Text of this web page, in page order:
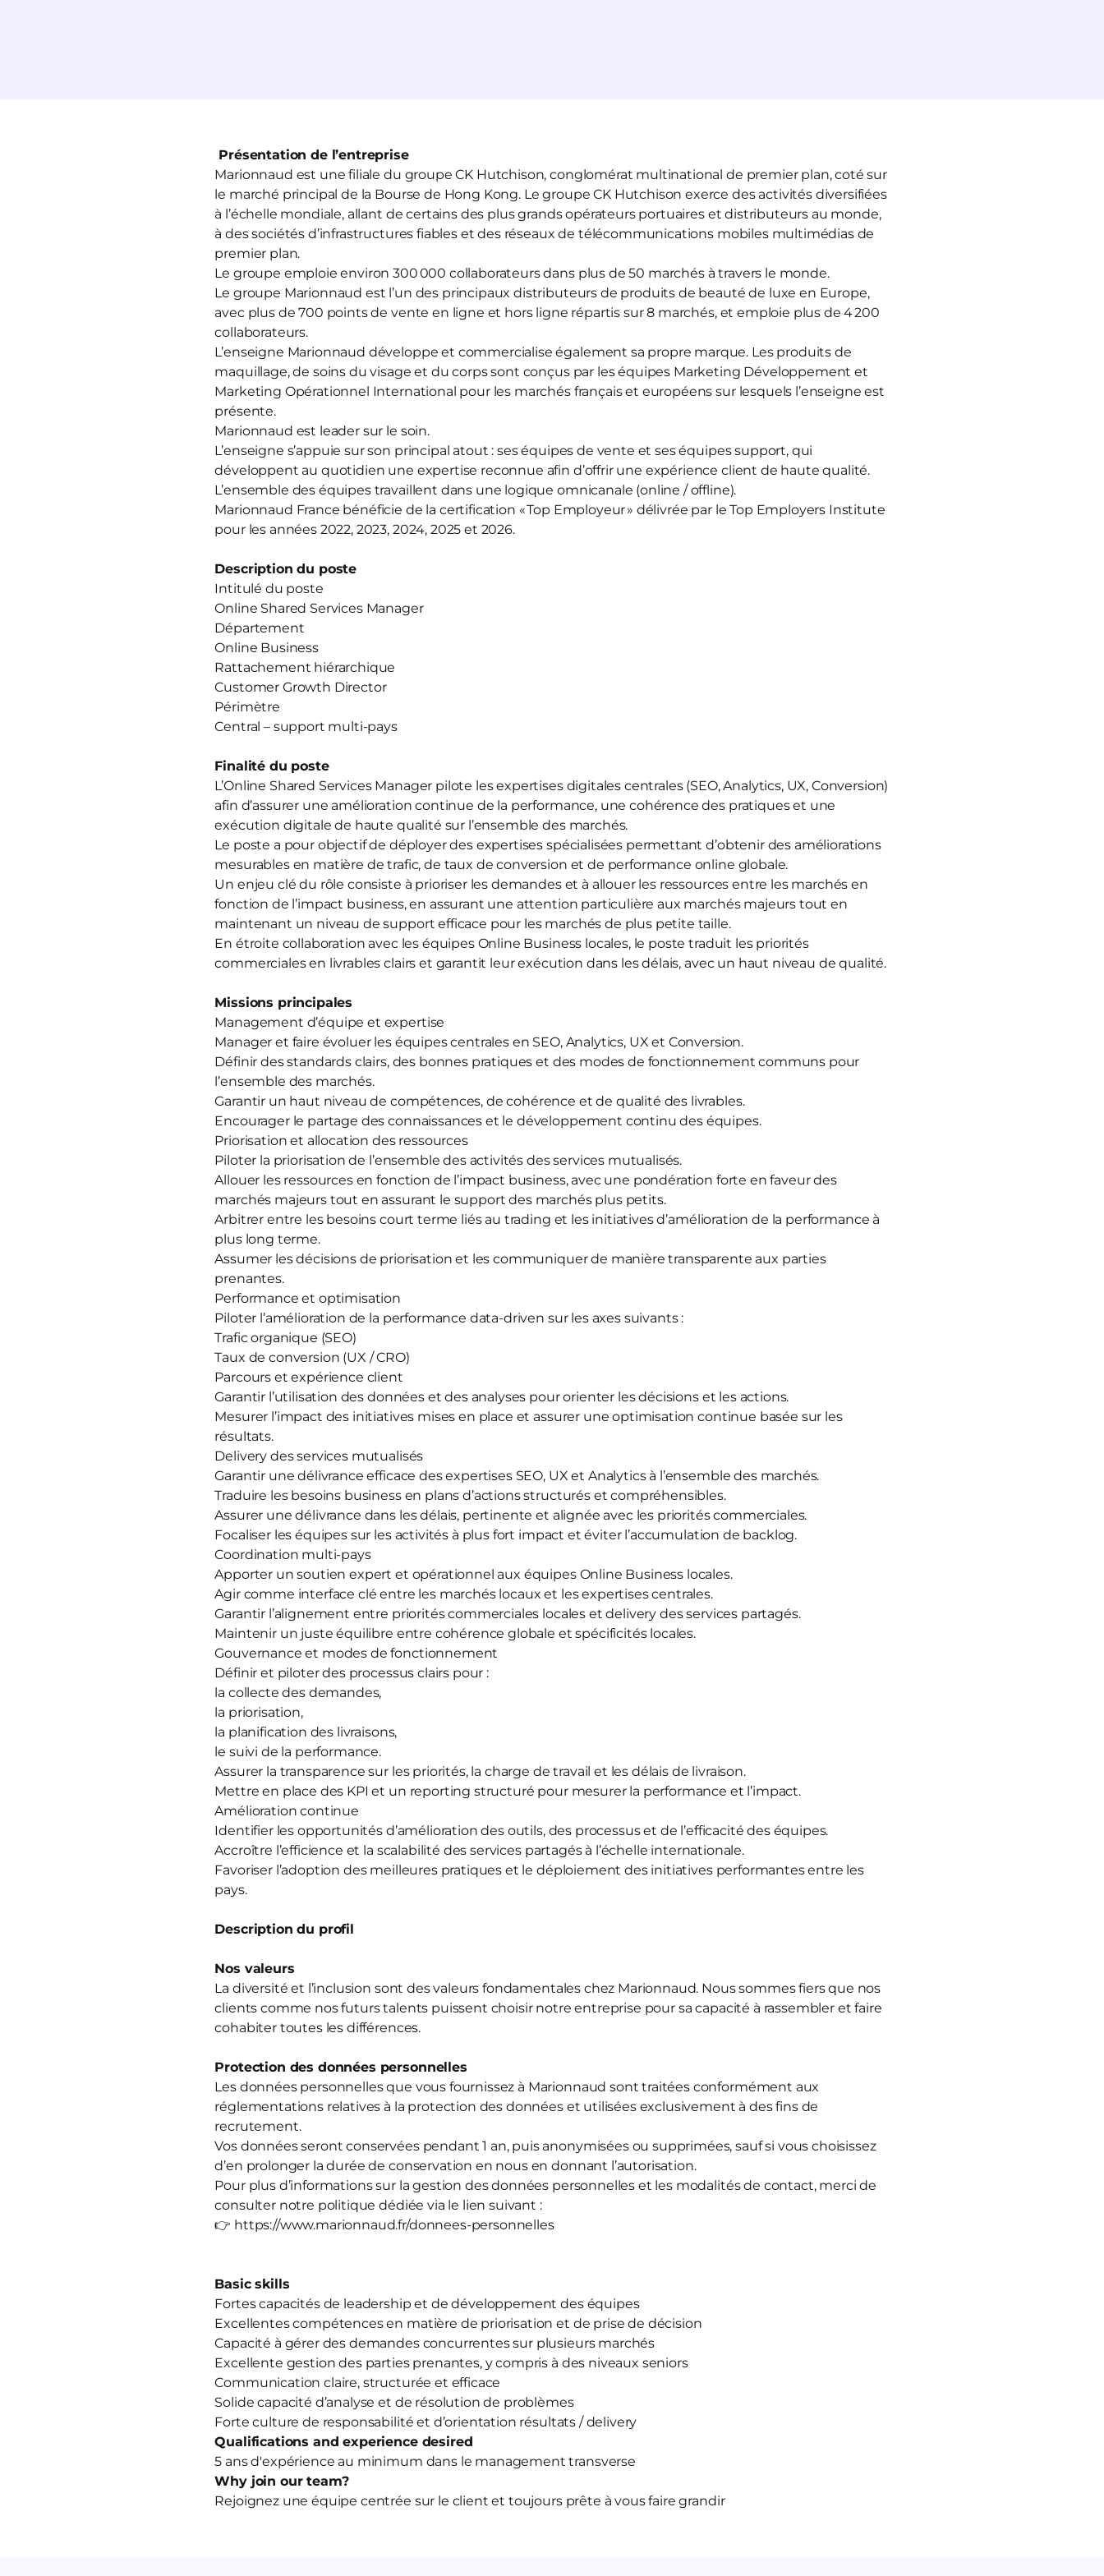
Présentation de l’entreprise
Marionnaud est une filiale du groupe CK Hutchison, conglomérat multinational de premier plan, coté sur
le marché principal de la Bourse de Hong Kong. Le groupe CK Hutchison exerce des activités diversifiées
à l’échelle mondiale, allant de certains des plus grands opérateurs portuaires et distributeurs au monde,
à des sociétés d’infrastructures fiables et des réseaux de télécommunications mobiles multimédias de
premier plan.
Le groupe emploie environ 300 000 collaborateurs dans plus de 50 marchés à travers le monde.
Le groupe Marionnaud est l’un des principaux distributeurs de produits de beauté de luxe en Europe,
avec plus de 700 points de vente en ligne et hors ligne répartis sur 8 marchés, et emploie plus de 4 200
collaborateurs.
L’enseigne Marionnaud développe et commercialise également sa propre marque. Les produits de
maquillage, de soins du visage et du corps sont conçus par les équipes Marketing Développement et
Marketing Opérationnel International pour les marchés français et européens sur lesquels l’enseigne est
présente.
Marionnaud est leader sur le soin.
L’enseigne s’appuie sur son principal atout : ses équipes de vente et ses équipes support, qui
développent au quotidien une expertise reconnue afin d’offrir une expérience client de haute qualité.
L’ensemble des équipes travaillent dans une logique omnicanale (online / offline).
Marionnaud France bénéficie de la certification « Top Employeur » délivrée par le Top Employers Institute
pour les années 2022, 2023, 2024, 2025 et 2026.
Description du poste
Intitulé du poste
Online Shared Services Manager
Département
Online Business
Rattachement hiérarchique
Customer Growth Director
Périmètre
Central – support multi‑pays
Finalité du poste
L’Online Shared Services Manager pilote les expertises digitales centrales (SEO, Analytics, UX, Conversion)
afin d’assurer une amélioration continue de la performance, une cohérence des pratiques et une
exécution digitale de haute qualité sur l’ensemble des marchés.
Le poste a pour objectif de déployer des expertises spécialisées permettant d’obtenir des améliorations
mesurables en matière de trafic, de taux de conversion et de performance online globale.
Un enjeu clé du rôle consiste à prioriser les demandes et à allouer les ressources entre les marchés en
fonction de l’impact business, en assurant une attention particulière aux marchés majeurs tout en
maintenant un niveau de support efficace pour les marchés de plus petite taille.
En étroite collaboration avec les équipes Online Business locales, le poste traduit les priorités
commerciales en livrables clairs et garantit leur exécution dans les délais, avec un haut niveau de qualité.
Missions principales
Management d’équipe et expertise
Manager et faire évoluer les équipes centrales en SEO, Analytics, UX et Conversion.
Définir des standards clairs, des bonnes pratiques et des modes de fonctionnement communs pour
l’ensemble des marchés.
Garantir un haut niveau de compétences, de cohérence et de qualité des livrables.
Encourager le partage des connaissances et le développement continu des équipes.
Priorisation et allocation des ressources
Piloter la priorisation de l’ensemble des activités des services mutualisés.
Allouer les ressources en fonction de l’impact business, avec une pondération forte en faveur des
marchés majeurs tout en assurant le support des marchés plus petits.
Arbitrer entre les besoins court terme liés au trading et les initiatives d’amélioration de la performance à
plus long terme.
Assumer les décisions de priorisation et les communiquer de manière transparente aux parties
prenantes.
Performance et optimisation
Piloter l’amélioration de la performance data‑driven sur les axes suivants :
Trafic organique (SEO)
Taux de conversion (UX / CRO)
Parcours et expérience client
Garantir l’utilisation des données et des analyses pour orienter les décisions et les actions.
Mesurer l’impact des initiatives mises en place et assurer une optimisation continue basée sur les
résultats.
Delivery des services mutualisés
Garantir une délivrance efficace des expertises SEO, UX et Analytics à l’ensemble des marchés.
Traduire les besoins business en plans d’actions structurés et compréhensibles.
Assurer une délivrance dans les délais, pertinente et alignée avec les priorités commerciales.
Focaliser les équipes sur les activités à plus fort impact et éviter l’accumulation de backlog.
Coordination multi‑pays
Apporter un soutien expert et opérationnel aux équipes Online Business locales.
Agir comme interface clé entre les marchés locaux et les expertises centrales.
Garantir l’alignement entre priorités commerciales locales et delivery des services partagés.
Maintenir un juste équilibre entre cohérence globale et spécificités locales.
Gouvernance et modes de fonctionnement
Définir et piloter des processus clairs pour :
la collecte des demandes,
la priorisation,
la planification des livraisons,
le suivi de la performance.
Assurer la transparence sur les priorités, la charge de travail et les délais de livraison.
Mettre en place des KPI et un reporting structuré pour mesurer la performance et l’impact.
Amélioration continue
Identifier les opportunités d’amélioration des outils, des processus et de l’efficacité des équipes.
Accroître l’efficience et la scalabilité des services partagés à l’échelle internationale.
Favoriser l’adoption des meilleures pratiques et le déploiement des initiatives performantes entre les
pays.
Description du profil
Nos valeurs
La diversité et l’inclusion sont des valeurs fondamentales chez Marionnaud. Nous sommes fiers que nos
clients comme nos futurs talents puissent choisir notre entreprise pour sa capacité à rassembler et faire
cohabiter toutes les différences.
Protection des données personnelles
Les données personnelles que vous fournissez à Marionnaud sont traitées conformément aux
réglementations relatives à la protection des données et utilisées exclusivement à des fins de
recrutement.
Vos données seront conservées pendant 1 an, puis anonymisées ou supprimées, sauf si vous choisissez
d’en prolonger la durée de conservation en nous en donnant l’autorisation.
Pour plus d’informations sur la gestion des données personnelles et les modalités de contact, merci de
consulter notre politique dédiée via le lien suivant :
👉 https://www.marionnaud.fr/donnees-personnelles
Basic skills
Fortes capacités de leadership et de développement des équipes
Excellentes compétences en matière de priorisation et de prise de décision
Capacité à gérer des demandes concurrentes sur plusieurs marchés
Excellente gestion des parties prenantes, y compris à des niveaux seniors
Communication claire, structurée et efficace
Solide capacité d’analyse et de résolution de problèmes
Forte culture de responsabilité et d’orientation résultats / delivery
Qualifications and experience desired
5 ans d'expérience au minimum dans le management transverse
Why join our team?
Rejoignez une équipe centrée sur le client et toujours prête à vous faire grandir